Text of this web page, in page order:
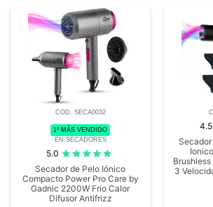
COD. SECA0032
1º MÁS VENDIDO
EN SECADORES
5.0
Secador de Pelo Iónico
Compacto Power Pro Care by
Gadnic 2200W Frio Calor
Difusor Antifrizz
4.5
3